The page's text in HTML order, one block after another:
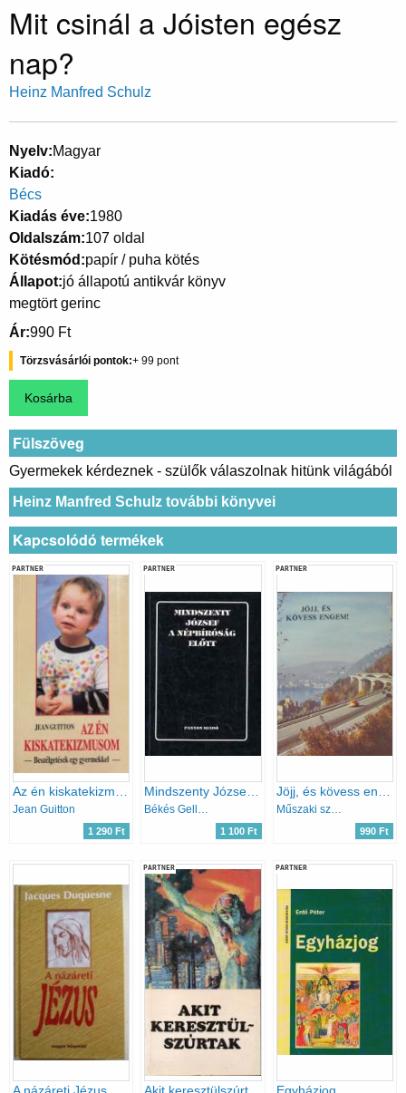
Mit csinál a Jóisten egész
nap?
Heinz Manfred Schulz
Nyelv Magyar
Kiadó
Bécs
Kiadás éve 1980
Oldalszám 107 oldal
Kötésmód papír / puha kötés
Állapot jó állapotú antikvár könyv
megtört gerinc
Ár 990 Ft
Törzsvásárlói pontok 99
Fülszöveg
Gyermekek kérdeznek - szülők válaszolnak hitünk világából
Heinz Manfred Schulz további könyvei
Kapcsolódó termékek
PARTNER
Az én kiskatekizmusom
Jean Guitton
1 290 Ft
PARTNER
Mindszenty József a népbíróság előtt
Békés Gellért-Dr. Varga László
1 100 Ft
PARTNER
Jöjj, és kövess engem!
Műszaki szerk.: Tiszai Tibor-Karay Tivadar
990 Ft
PARTNER PARTNER